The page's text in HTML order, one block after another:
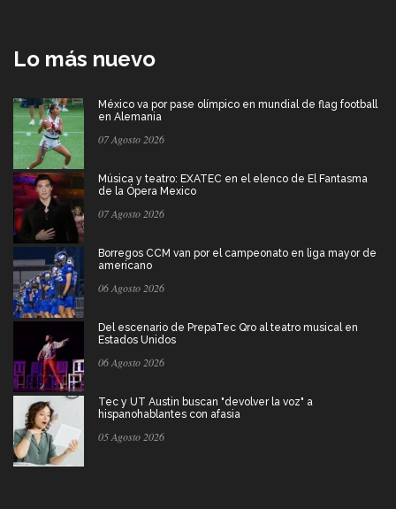
Lo más nuevo
México va por pase olímpico en mundial de flag football
en Alemania
07 Agosto 2026
Música y teatro: EXATEC en el elenco de El Fantasma
de la Ópera Mexico
07 Agosto 2026
Borregos CCM van por el campeonato en liga mayor de
americano
06 Agosto 2026
Del escenario de PrepaTec Qro al teatro musical en
Estados Unidos
06 Agosto 2026
Tec y UT Austin buscan "devolver la voz" a
hispanohablantes con afasia
05 Agosto 2026